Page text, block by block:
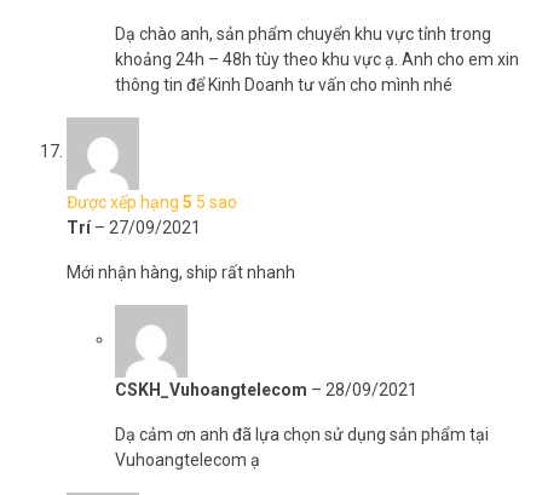
Dạ chào anh, sản phẩm chuyển khu vực tỉnh trong
khoảng 24h – 48h tùy theo khu vực ạ. Anh cho em xin
thông tin để Kinh Doanh tư vấn cho mình nhé
Được xếp hạng 5 5 sao
Trí – 27/09/2021
Mới nhận hàng, ship rất nhanh
CSKH_Vuhoangtelecom – 28/09/2021
Dạ cảm ơn anh đã lựa chọn sử dụng sản phẩm tại
Vuhoangtelecom ạ